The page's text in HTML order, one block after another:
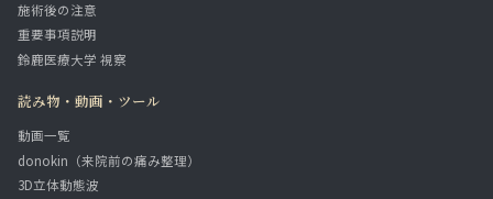
施術後の注意
重要事項説明
鈴鹿医療大学 視察
読み物・動画・ツール
動画一覧
donokin（来院前の痛み整理）
3D立体動態波